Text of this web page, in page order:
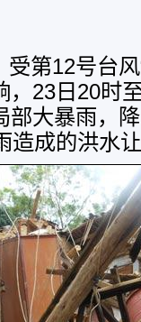
第12号台风
，23日20时
部大暴雨，
造成的洪水